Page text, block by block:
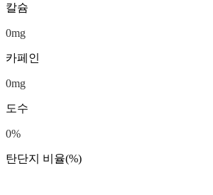
칼슘
0mg
카페인
0mg
도수
0%
탄단지 비율(%)